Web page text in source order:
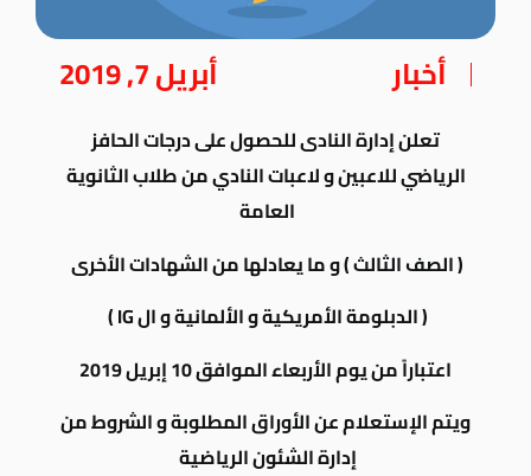
أخبار أبريل 7, 2019
تعلن إدارة النادى للحصول على درجات الحافز
الرياضي للاعبين و لاعبات النادي من طلاب الثانوية
العامة
( الصف الثالث ) و ما يعادلها من الشهادات الأخرى
( الدبلومة الأمريكية و الألمانية و ال IG )
اعتباراً من يوم الأربعاء الموافق 10 إبريل 2019
ويتم الإستعلام عن الأوراق المطلوبة و الشروط من
إدارة الشئون الرياضية